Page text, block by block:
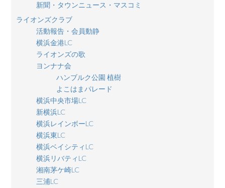
新聞・タウンニュース・マスコミ
ライオンズクラブ
活動報告・会員動静
横浜金港LC
ライオンズの歌
ヨンナナ会
ハンブルク公園 植樹
よこはまパレード
横浜中央市場LC
新横浜LC
横浜レインボーLC
横浜東LC
横浜ベイシティLC
横浜リバティLC
湘南茅ケ崎LC
三浦LC